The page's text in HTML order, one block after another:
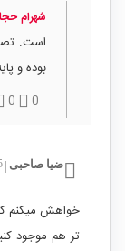
شهرام
است.
بوده و
0
0
ضیا صاحبی 5
خواهش میکنم
تر هم موجود